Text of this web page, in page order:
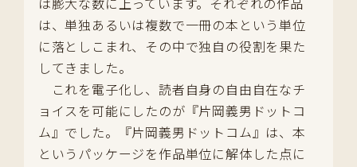
は、単独あるいは複数で一冊の本という単位
に落としこまれ、その中で独自の役割を果た
してきました。
これを電子化し、読者自身の自由自在なチ
ョイスを可能にしたのが『片岡義男ドットコ
ム』でした。『片岡義男ドットコム』は、本
というパッケージを作品単位に解体した点に